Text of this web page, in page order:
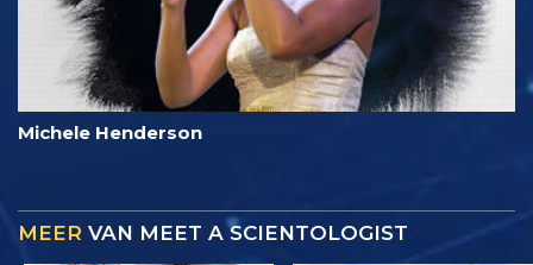
Michele Henderson
MEER VAN MEET A SCIENTOLOGIST